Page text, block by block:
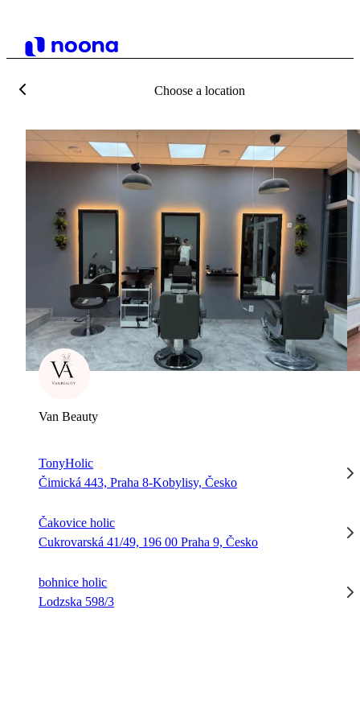
Choose a location
Van Beauty
TonyHolic
Čimická 443, Praha 8-Kobylisy, Česko
Čakovice holic
Cukrovarská 41/49, 196 00 Praha 9, Česko
bohnice holic
Lodzska 598/3